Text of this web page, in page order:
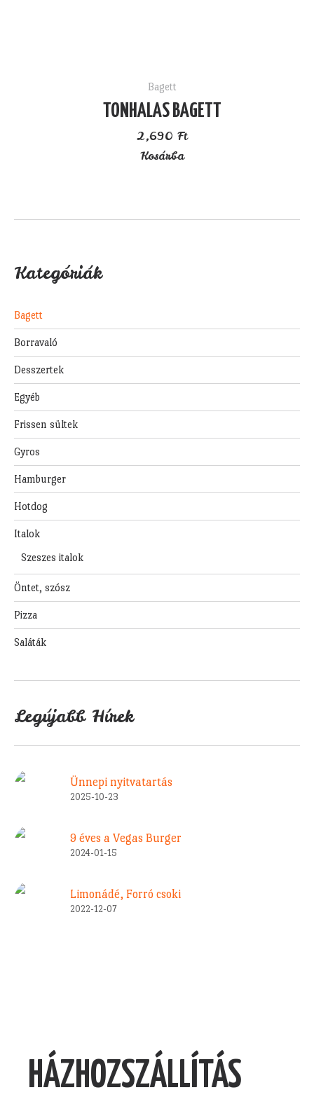
Bagett
TONHALAS BAGETT
2,690 Ft
Kosárba
Kategóriák
Bagett
Borravaló
Desszertek
Egyéb
Frissen sültek
Gyros
Hamburger
Hotdog
Italok
Szeszes italok
Öntet, szósz
Pizza
Saláták
Legújabb Hírek
Ünnepi nyitvatartás
2025-10-23
9 éves a Vegas Burger
2024-01-15
Limonádé, Forró csoki
2022-12-07
HÁZHOZSZÁLLÍTÁS